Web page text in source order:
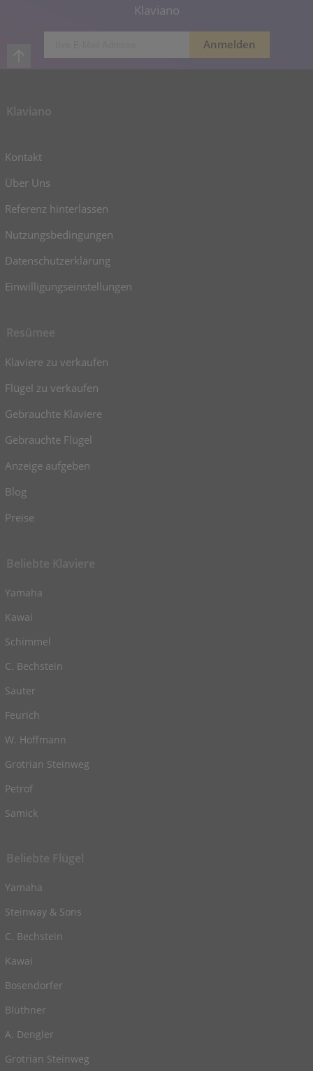
Klaviano
Kontakt
Über Uns
Referenz hinterlassen
Nutzungsbedingungen
Datenschutzerklärung
Einwilligungseinstellungen
Klaviere zu verkaufen
Flügel zu verkaufen
Gebrauchte Klaviere
Gebrauchte Flügel
Anzeige aufgeben
Blog
Preise
Yamaha
Kawai
Schimmel
C. Bechstein
Sauter
Feurich
W. Hoffmann
Grotrian Steinweg
Petrof
Samick
Yamaha
Steinway & Sons
C. Bechstein
Kawai
Bosendorfer
Blüthner
A. Dengler
Grotrian Steinweg